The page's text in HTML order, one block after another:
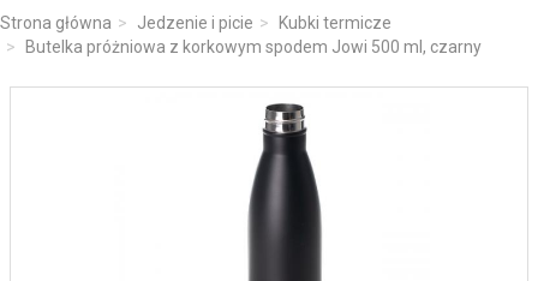
Strona główna Jedzenie i picie
Kubki termicze
Butelka próżniowa z korkowym spodem Jowi 500 ml, czarny